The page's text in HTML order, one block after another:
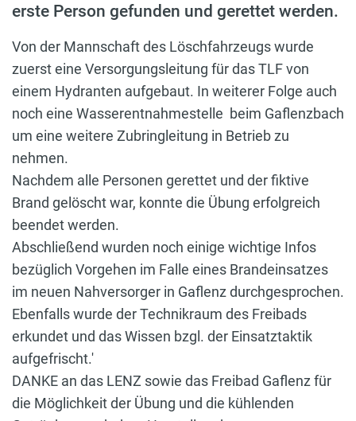
erste Person gefunden und gerettet werden.
Von der Mannschaft des Löschfahrzeugs wurde
zuerst eine Versorgungsleitung für das TLF von
einem Hydranten aufgebaut. In weiterer Folge auch
noch eine Wasserentnahmestelle beim Gaflenzbach
um eine weitere Zubringleitung in Betrieb zu
nehmen.
Nachdem alle Personen gerettet und der fiktive
Brand gelöscht war, konnte die Übung erfolgreich
beendet werden.
Abschließend wurden noch einige wichtige Infos
bezüglich Vorgehen im Falle eines Brandeinsatzes
im neuen Nahversorger in Gaflenz durchgesprochen.
Ebenfalls wurde der Technikraum des Freibads
erkundet und das Wissen bzgl. der Einsatztaktik
aufgefrischt.'
DANKE an das LENZ sowie das Freibad Gaflenz für
die Möglichkeit der Übung und die kühlenden